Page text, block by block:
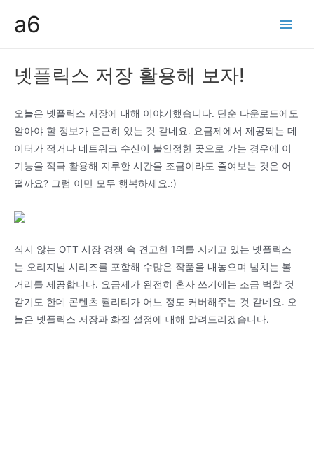
a6
넷플릭스 저장 활용해 보자!
오늘은 넷플릭스 저장에 대해 이야기했습니다. 단순 다운로드에도
알아야 할 정보가 은근히 있는 것 같네요. 요금제에서 제공되는 데
이터가 적거나 네트워크 수신이 불안정한 곳으로 가는 경우에 이
기능을 적극 활용해 지루한 시간을 조금이라도 줄여보는 것은 어
떨까요? 그럼 이만 모두 행복하세요.:)
식지 않는 OTT 시장 경쟁 속 견고한 1위를 지키고 있는 넷플릭스
는 오리지널 시리즈를 포함해 수많은 작품을 내놓으며 넘치는 볼
거리를 제공합니다. 요금제가 완전히 혼자 쓰기에는 조금 벅찰 것
같기도 한데 콘텐츠 퀄리티가 어느 정도 커버해주는 것 같네요. 오
늘은 넷플릭스 저장과 화질 설정에 대해 알려드리겠습니다.